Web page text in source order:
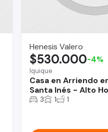
Henesis Valero
Iquique
Casa en Arriendo
Santa Inés - Alto
$530.000-4%
3 1 1